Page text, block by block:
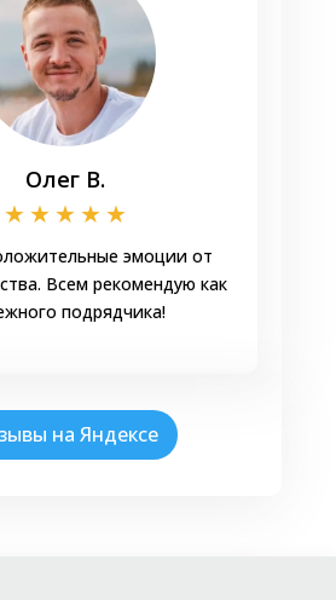
Олег В.
★★★★★
эмоции от
Всем рекомендую как
подрядчика!
на Яндексе